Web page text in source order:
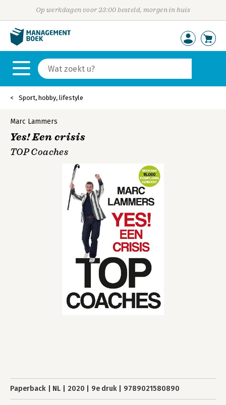
Op werkdagen voor 23:00 besteld, morgen in huis
Sport, hobby, lifestyle
Marc Lammers
Yes! Een crisis
TOP Coaches
Paperback NL 2020 9e druk 9789021580890